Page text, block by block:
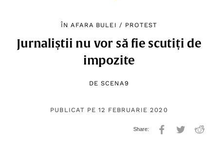
ÎN AFARA BULEI / PROTEST
Jurnaliștii nu vor să fie scutiți de
impozite
DE SCENA9
PUBLICAT PE 12 FEBRUARIE 2020